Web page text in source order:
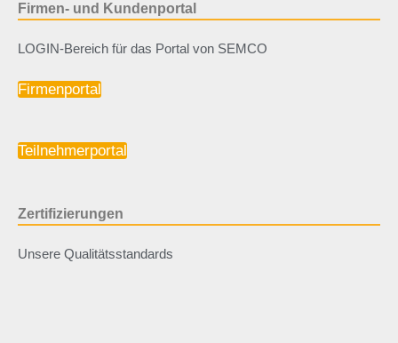
Firmen- und Kundenportal
LOGIN-Bereich für das Portal von SEMCO
Firmenportal
Teilnehmerportal
Zertifizierungen
Unsere Qualitätsstandards